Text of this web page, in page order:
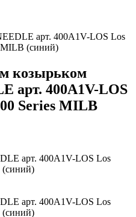
арт. 400A1V-LOS Los
MILB (синий)
козырьком
арт. 400A1V-LOS
Series MILB